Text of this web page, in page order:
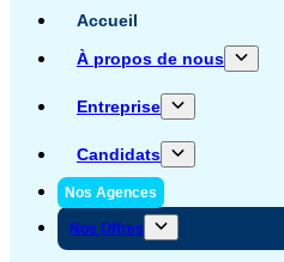
Accueil
À propos de nous
Entreprise
Candidats
Nos Agences
Nos Offres